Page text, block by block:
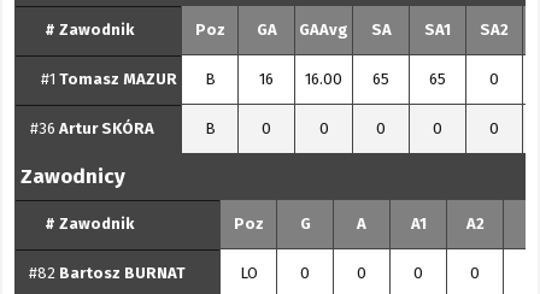
# Zawodnik Poz GA GAAvg SA SA1 SA2
#1 Tomasz MAZUR B 16 16.00 65 65 0
#36 Artur SKÓRA B 0 0 0 0 0
Zawodnicy
# Zawodnik Poz G A A1 A2
#82 Bartosz BURNAT LO 0 0 0 0